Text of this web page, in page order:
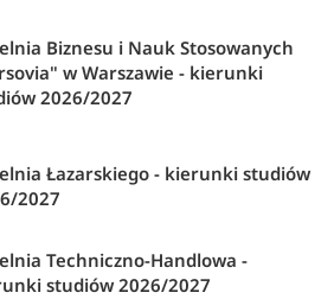
Biznesu i Nauk Stosowanych
w Warszawie - kierunki
2026/2027
Łazarskiego - kierunki studiów
2027
Techniczno-Handlowa -
studiów 2026/2027